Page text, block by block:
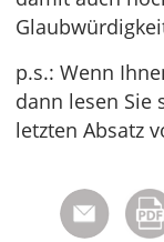
p.s.: Wenn
dann lesen Sie
letzten Absatz